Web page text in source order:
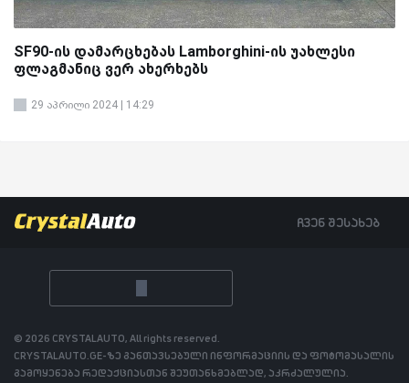
SF90-ის დამარცხებას Lamborghini-ის უახლესი
ფლაგმანიც ვერ ახერხებს
29 აპრილი 2024 | 14:29
ჩვენ შესახებ
© 2026 CRYSTALAUTO, All rights reserved.
CRYSTALAUTO.GE-ზე განთავსებული ინფორმაციის და ფოტომასალის
გამოყენება რედაქციასთან შეუთანხმებლად, აკრძალულია.